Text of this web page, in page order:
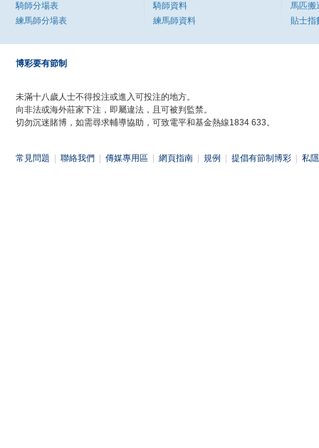
騎師分場表
練馬師分場表
騎師資料
練馬師資料
馬匹搬
貼士指
博彩要有節制
未滿十八歲人士不得投注或進入可投注的地方。
向非法或海外莊家下注，即屬違法，且可被判監禁。
切勿沉迷賭博，如需尋求輔導協助，可致電平和基金熱線1834 633。
常見問題 聯絡我們 傳媒專用區 網頁指南 規例 提倡有節制博彩 私